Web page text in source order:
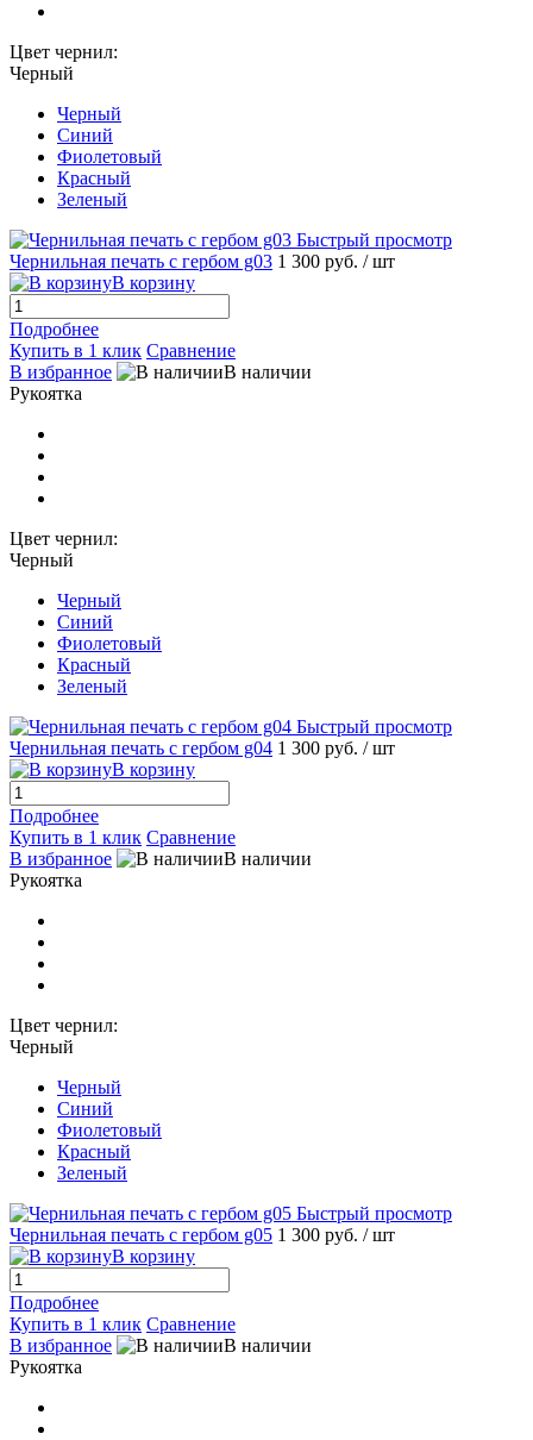
Цвет чернил:
Черный
Черный
Синий
Фиолетовый
Красный
Зеленый
Быстрый просмотр
Чернильная печать с гербом g03 1 300 руб. / шт
В корзину
Подробнее
Купить в 1 клик Сравнение
В избранное
В наличии
Рукоятка
Цвет чернил:
Черный
Черный
Синий
Фиолетовый
Красный
Зеленый
Быстрый просмотр
Чернильная печать с гербом g04 1 300 руб. / шт
В корзину
Подробнее
Купить в 1 клик Сравнение
В избранное
В наличии
Рукоятка
Цвет чернил:
Черный
Черный
Синий
Фиолетовый
Красный
Зеленый
Быстрый просмотр
Чернильная печать с гербом g05 1 300 руб. / шт
В корзину
Подробнее
Купить в 1 клик Сравнение
В избранное
В наличии
Рукоятка